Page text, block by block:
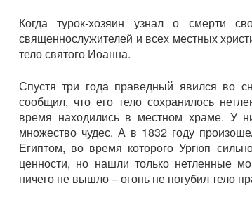
Когда турок-хозяин узнал о смерти
священнослужителей и всех местных
тело святого Иоанна.
Спустя три года праведный явился во
сообщил, что его тело сохранилось
время находились в местном храме. У
множество чудес. А в 1832 году
Египтом, во время которого Ургюп
ценности, но нашли только нетленные
ничего не вышло – огонь не погубил тело